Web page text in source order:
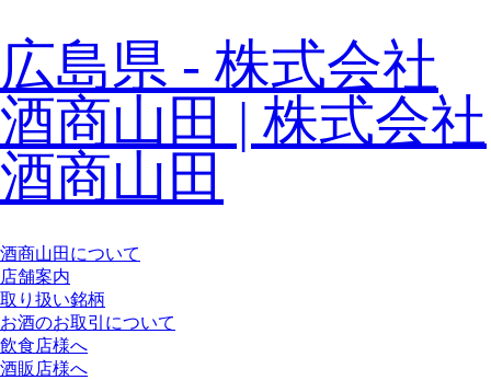
広島県 - 株式会社
酒商山田 | 株式会社
酒商山田
酒商山田について
店舗案内
取り扱い銘柄
お酒のお取引について
飲食店様へ
酒販店様へ